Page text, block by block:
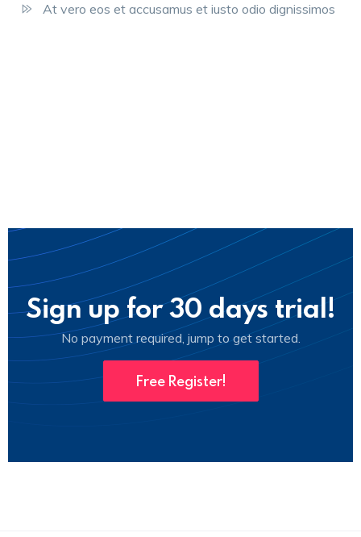
At vero eos et accusamus et iusto odio dignissimos
Sign up for 30 days trial!
No payment required, jump to get started.
Free Register!